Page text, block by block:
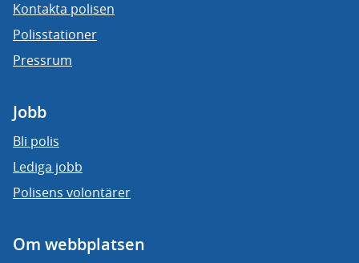
Kontakta polisen
Polisstationer
Pressrum
Jobb
Bli polis
Lediga jobb
Polisens volontärer
Om webbplatsen